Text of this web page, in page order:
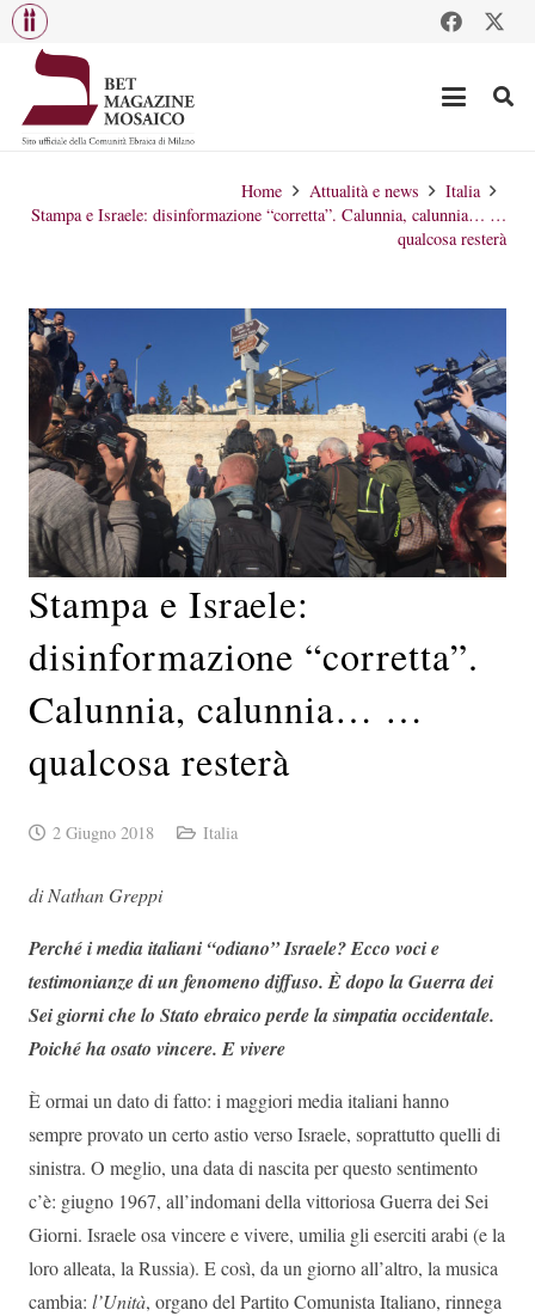
Home Attualità e news
Italia
Stampa e Israele: disinformazione “corretta”. Calunnia, calunnia… …
qualcosa resterà
Stampa e Israele:
disinformazione “corretta”.
Calunnia, calunnia… …
qualcosa resterà
2 Giugno 2018 Italia
di Nathan Greppi
Perché i media italiani “odiano” Israele? Ecco voci e
testimonianze di un fenomeno diffuso. È dopo la Guerra dei
Sei giorni che lo Stato ebraico perde la simpatia occidentale.
Poiché ha osato vincere. E vivere
È ormai un dato di fatto: i maggiori media italiani hanno
sempre provato un certo astio verso Israele, soprattutto quelli di
sinistra. O meglio, una data di nascita per questo sentimento
c’è: giugno 1967, all’indomani della vittoriosa Guerra dei Sei
Giorni. Israele osa vincere e vivere, umilia gli eserciti arabi (e la
loro alleata, la Russia). E così, da un giorno all’altro, la musica
cambia: l’Unità, organo del Partito Comunista Italiano, rinnega